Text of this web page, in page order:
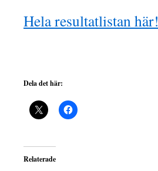
Hela resultatlistan här!
Dela det här:
Relaterade